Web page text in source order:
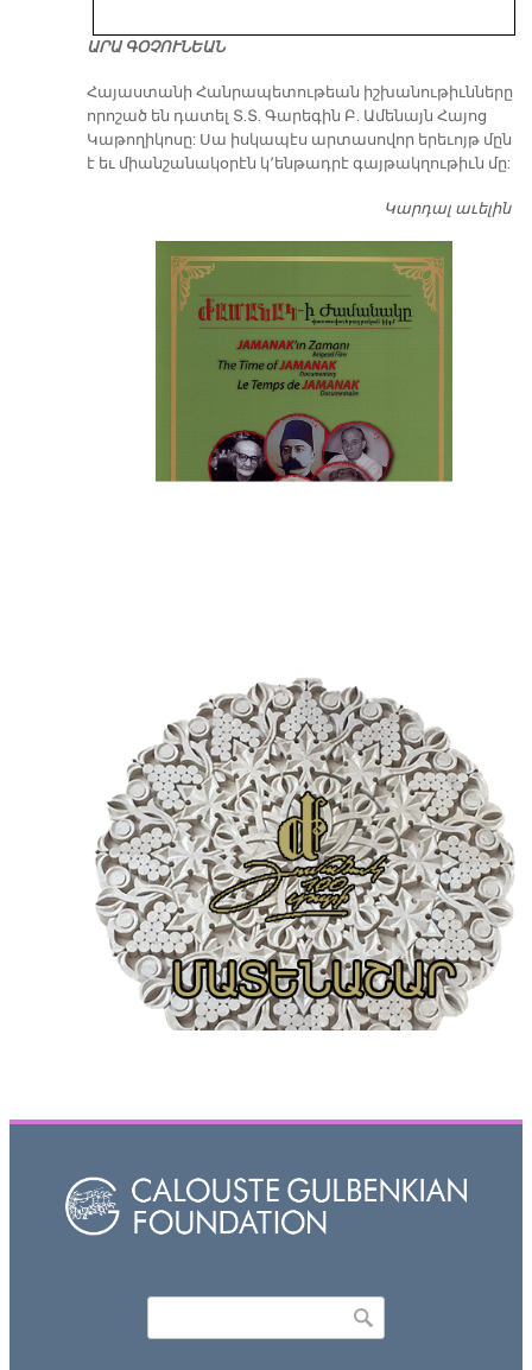
ԱՐԱ ԳՕՉՈՒՆԵԱՆ
​Հայաստանի Հանրապետութեան իշխանութիւնները
որոշած են դատել Տ.Տ. Գարեգին Բ. Ամենայն Հայոց
Կաթողիկոսը: Սա իսկապէս արտասովոր երեւոյթ մըն
է եւ միանշանակօրէն կ՚ենթադրէ գայթակղութիւն մը:
Կարդալ աւելին